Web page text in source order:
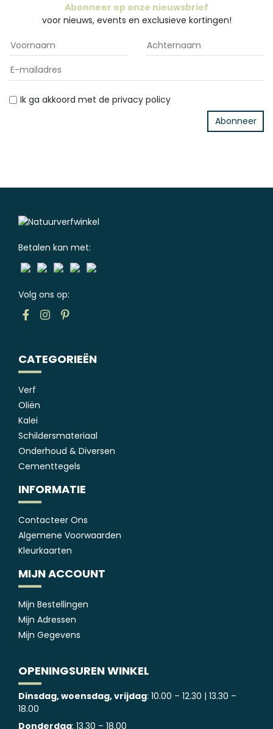
Abonneer op onze nieuwsbrief
voor nieuws, events en exclusieve kortingen!
Ik ga akkoord met de privacy policy
Abonneer
Betalen kan met:
Volg ons op:
CATEGORIEËN
Verf
Oliën
Kalei
Schildersmateriaal
Onderhoud & Diversen
Cementtegels
INFORMATIE
Contacteer Ons
Algemene Voorwaarden
Kleurkaarten
MIJN ACCOUNT
Mijn Bestellingen
Mijn Adressen
Mijn Gegevens
OPENINGSUREN WINKEL
Dinsdag, woensdag, vrijdag: 10.00 – 12.30 | 13.30 –
18.00
Donderdag: 13.30 – 18.00